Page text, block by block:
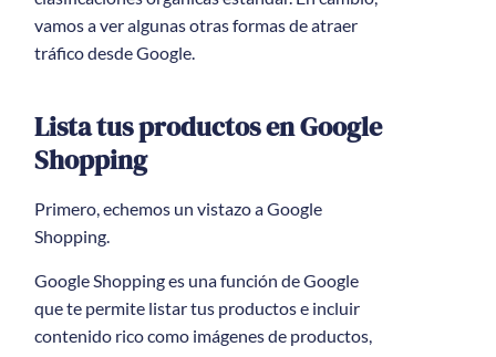
vamos a ver algunas otras formas de atraer
tráfico desde Google.
Lista tus productos en Google
Shopping
Primero, echemos un vistazo a Google
Shopping.
Google Shopping es una función de Google
que te permite listar tus productos e incluir
contenido rico como imágenes de productos,